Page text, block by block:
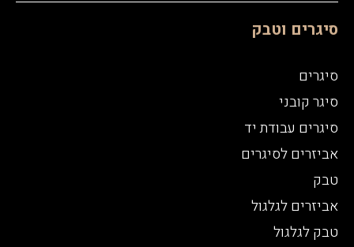
סיגרים וטבק
סיגרים
סיגר קובני
סיגרים עבודת יד
אביזרים לסיגרים
טבק
אביזרים לגלגול
טבק לגלגול